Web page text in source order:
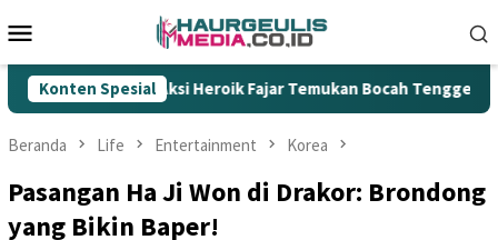
ke
Mobile
Konten Spesial
Heroik Fajar Temukan Bocah Tenggelam di Embung
Beranda Life Entertainment Korea
Pasangan Ha Ji Won di Drakor: Brondong
yang Bikin Baper!